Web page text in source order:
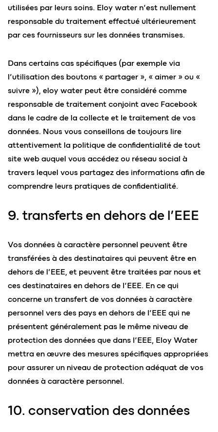
utilisées par leurs soins. Eloy water n’est nullement
responsable du traitement effectué ultérieurement
par ces fournisseurs sur les données transmises.
Dans certains cas spécifiques (par exemple via
l’utilisation des boutons « partager », « aimer » ou «
suivre »), eloy water peut être considéré comme
responsable de traitement conjoint avec Facebook
dans le cadre de la collecte et le traitement de vos
données. Nous vous conseillons de toujours lire
attentivement la politique de confidentialité de tout
site web auquel vous accédez ou réseau social à
travers lequel vous partagez des informations afin de
comprendre leurs pratiques de confidentialité.
9. transferts en dehors de l’EEE
Vos données à caractère personnel peuvent être
transférées à des destinataires qui peuvent être en
dehors de l’EEE, et peuvent être traitées par nous et
ces destinataires en dehors de l’EEE. En ce qui
concerne un transfert de vos données à caractère
personnel vers des pays en dehors de l’EEE qui ne
présentent généralement pas le même niveau de
protection des données que dans l’EEE, Eloy Water
mettra en œuvre des mesures spécifiques appropriées
pour assurer un niveau de protection adéquat de vos
données à caractère personnel.
10. conservation des données